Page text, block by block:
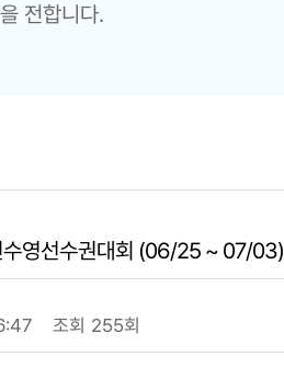
전합니다.
영선수권대회 (06/25 ~ 07/03)
조회 255회